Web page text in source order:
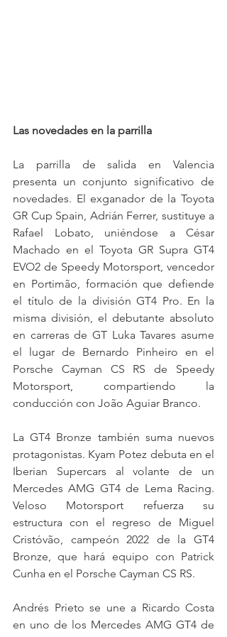
Las novedades en la parrilla
La parrilla de salida en Valencia
presenta un conjunto significativo de
novedades. El exganador de la Toyota
GR Cup Spain, Adrián Ferrer, sustituye a
Rafael Lobato, uniéndose a César
Machado en el Toyota GR Supra GT4
EVO2 de Speedy Motorsport, vencedor
en Portimão, formación que defiende
el título de la división GT4 Pro. En la
misma división, el debutante absoluto
en carreras de GT Luka Tavares asume
el lugar de Bernardo Pinheiro en el
Porsche Cayman CS RS de Speedy
Motorsport, compartiendo la
conducción con João Aguiar Branco.
La GT4 Bronze también suma nuevos
protagonistas. Kyam Potez debuta en el
Iberian Supercars al volante de un
Mercedes AMG GT4 de Lema Racing.
Veloso Motorsport refuerza su
estructura con el regreso de Miguel
Cristóvão, campeón 2022 de la GT4
Bronze, que hará equipo con Patrick
Cunha en el Porsche Cayman CS RS.
Andrés Prieto se une a Ricardo Costa
en uno de los Mercedes AMG GT4 de